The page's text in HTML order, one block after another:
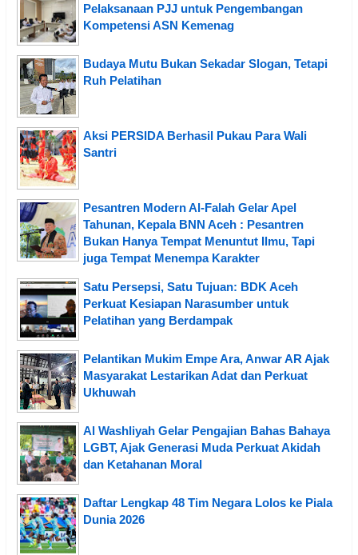
Pelaksanaan PJJ untuk Pengembangan
Kompetensi ASN Kemenag
Budaya Mutu Bukan Sekadar Slogan, Tetapi
Ruh Pelatihan
Aksi PERSIDA Berhasil Pukau Para Wali
Santri
Pesantren Modern Al-Falah Gelar Apel
Tahunan, Kepala BNN Aceh : Pesantren
Bukan Hanya Tempat Menuntut Ilmu, Tapi
juga Tempat Menempa Karakter
Satu Persepsi, Satu Tujuan: BDK Aceh
Perkuat Kesiapan Narasumber untuk
Pelatihan yang Berdampak
Pelantikan Mukim Empe Ara, Anwar AR Ajak
Masyarakat Lestarikan Adat dan Perkuat
Ukhuwah
Al Washliyah Gelar Pengajian Bahas Bahaya
LGBT, Ajak Generasi Muda Perkuat Akidah
dan Ketahanan Moral
Daftar Lengkap 48 Tim Negara Lolos ke Piala
Dunia 2026